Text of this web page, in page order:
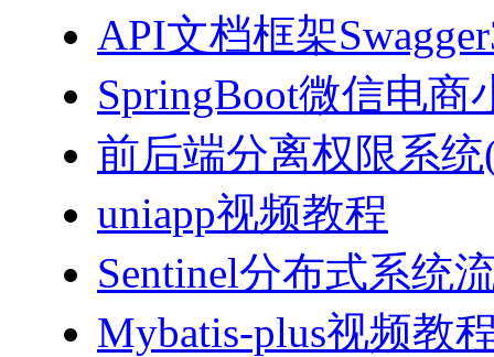
API文档框架
SpringBoot微信电商
前后端分离权限系统
uniapp视频教程
Sentinel分布式系统
Mybatis-plus视频教